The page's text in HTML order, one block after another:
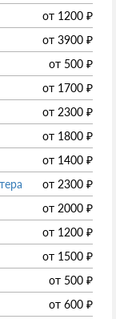
от 1200 ₽
от 3900 ₽
от 500 ₽
от 1700 ₽
от 2300 ₽
от 1800 ₽
от 1400 ₽
от 2300 ₽
от 2000 ₽
от 1200 ₽
от 1500 ₽
от 500 ₽
от 600 ₽